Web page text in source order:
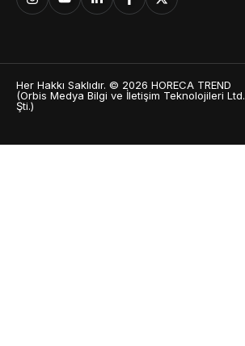
Her Hakkı Saklıdır. © 2026 HORECA TREND
(Orbis Medya Bilgi ve İletişim Teknolojileri Ltd.
Şti.)